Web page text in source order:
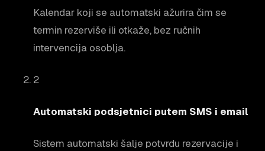
Kalendar koji se automatski ažurira čim se
termin rezerviše ili otkaže, bez ručnih
intervencija osoblja.
2
Automatski podsjetnici putem SMS i email
Sistem automatski šalje potvrdu rezervacije i